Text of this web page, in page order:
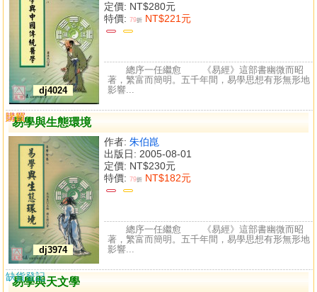
dj4024
定價: NT$280元
特價: 79折 NT$221元
總序一任繼愈 《易經》這部書幽微而昭
著，繁富而簡明。五千年間，易學思想有形無形地
影響...
易學與生態環境
dj3974
作者: 朱伯崑
出版日: 2005-08-01
定價: NT$230元
特價: 79折 NT$182元
購買
比較
總序一任繼愈 《易經》這部書幽微而昭
著，繁富而簡明。五千年間，易學思想有形無形地
影響...
易學與天文學
缺貨登記